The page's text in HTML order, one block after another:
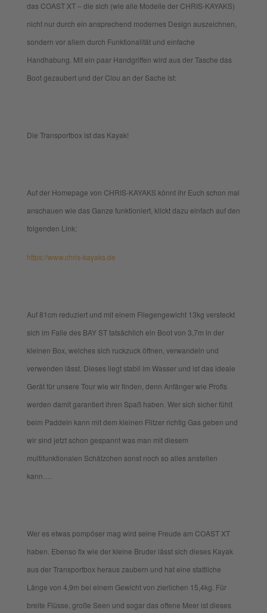
das COAST XT – die sich (wie alle Modelle der CHRIS-KAYAKS)
nicht nur durch ein ansprechend modernes Design auszeichnen,
sondern vor allem durch Funktionalität und einfache
Handhabung. Mit ein paar Handgriffen wird aus der Tasche das
Boot gezaubert und der Clou an der Sache ist:
Die Transportbox ist das Kayak!
Auf der Homepage von CHRIS-KAYAKS könnt ihr Euch schon mal
anschauen wie das Ganze funktioniert, klickt dazu einfach auf den
folgenden Link:
https://www.chris-kayaks.de
Auf 81cm reduziert und mit einem Fliegengewicht 13kg versteckt
sich im Falle des BAY ST tatsächlich ein Boot von 3,7m in der
kleinen Box, welches sich ruckzuck öffnen, verwandeln und
verwenden lässt. Dieses liegt stabil im Wasser und ist das ideale
Gerät für unsere Tour wie wir finden, denn Anfänger wie Profis
werden damit garantiert ihren Spaß haben. Wer sich sicher fühlt
beim Paddeln kann mit dem kleinen Flitzer richtig Gas geben und
wir sind jetzt schon gespannt was man mit diesem
multifunktionalen Schätzchen sonst noch so alles anstellen
kann….
Wer es etwas pompöser mag wird seine Freude am COAST XT
haben. Ebenso fix wie der kleine Bruder lässt sich dieses Kayak
aus der Transportbox heraus zaubern und hat eine stattliche
Länge von 4,9m bei einem Gewicht von zierlichen 15,4kg. Für
breite Flüsse, große Seen und sogar das offene Meer ist dieses